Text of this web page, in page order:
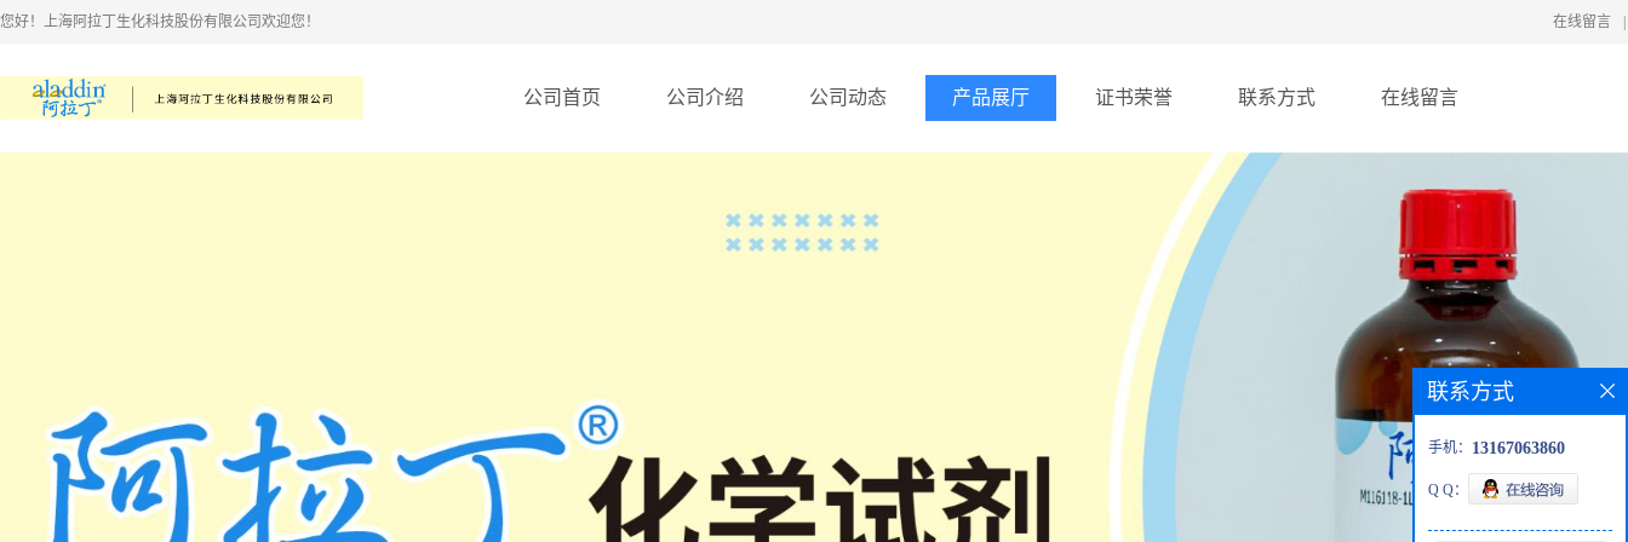
您好！上海阿拉丁生化科技股份有限公司欢迎您！ 在线留言
公司首页 公司介绍 公司动态 产品展厅 证书荣誉 联系方式 在线留言
联系方式
手机： 13167063860
Q Q：